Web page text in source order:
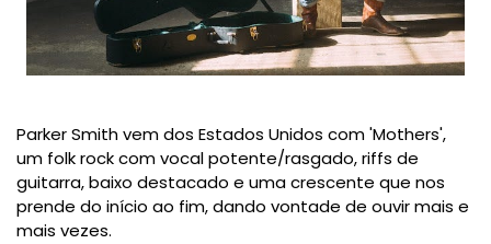
Parker Smith vem dos Estados Unidos com 'Mothers',
um folk rock com vocal potente/rasgado, riffs de
guitarra, baixo destacado e uma crescente que nos
prende do início ao fim, dando vontade de ouvir mais e
mais vezes.